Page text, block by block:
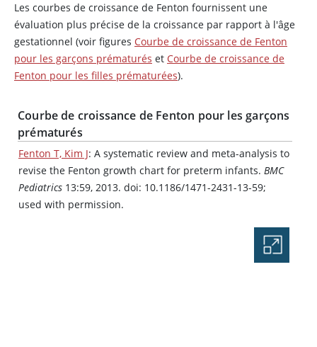
Les courbes de croissance de Fenton fournissent une
évaluation plus précise de la croissance par rapport à l'âge
gestationnel (voir figures Courbe de croissance de Fenton
pour les garçons prématurés et Courbe de croissance de
Fenton pour les filles prématurées).
Courbe de croissance de Fenton pour les garçons
prématurés
Fenton T, Kim J: A systematic review and meta-analysis to
revise the Fenton growth chart for preterm infants. BMC
Pediatrics 13:59, 2013. doi: 10.1186/1471-2431-13-59;
used with permission.